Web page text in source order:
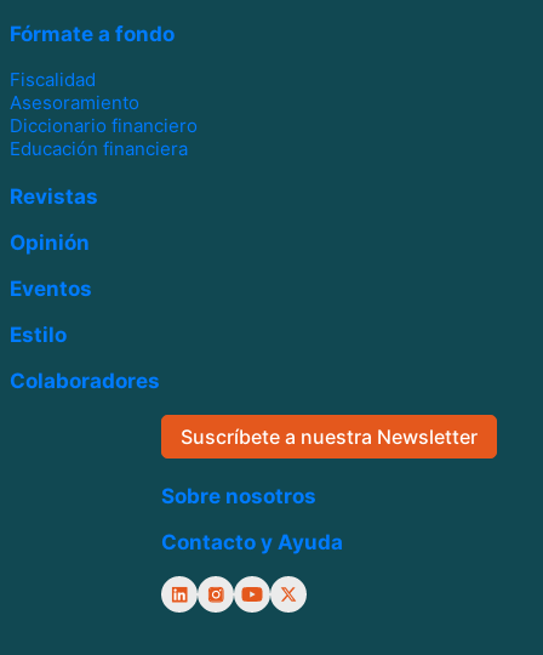
Fórmate a fondo
Fiscalidad
Asesoramiento
Diccionario financiero
Educación financiera
Revistas
Opinión
Eventos
Estilo
Colaboradores
Suscríbete a nuestra Newsletter
Sobre nosotros
Contacto y Ayuda